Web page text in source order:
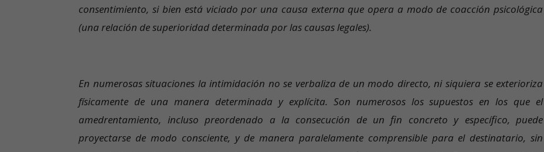
consentimiento, si bien está viciado por una causa externa que opera a modo de coacción psicológica
(una relación de superioridad determinada por las causas legales).
En numerosas situaciones la intimidación no se verbaliza de un modo directo, ni siquiera se exterioriza
físicamente de una manera determinada y explícita. Son numerosos los supuestos en los que el
amedrentamiento, incluso preordenado a la consecución de un fin concreto y específico, puede
proyectarse de modo consciente, y de manera paralelamente comprensible para el destinatario, sin